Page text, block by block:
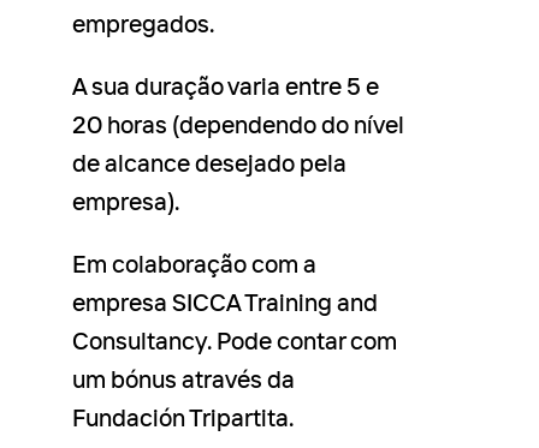
empregados.
A sua duração varia entre 5 e
20 horas (dependendo do nível
de alcance desejado pela
empresa).
Em colaboração com a
empresa SICCA Training and
Consultancy. Pode contar com
um bónus através da
Fundación Tripartita.